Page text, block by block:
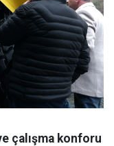
çalışma konforu